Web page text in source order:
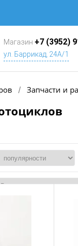
Магазин +7 (3952)
ул. Баррикад, 24А/1
/ Запчасти и